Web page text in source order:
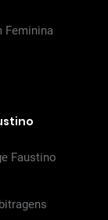
Feminina
Faustino